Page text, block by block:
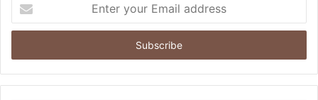
your
Email